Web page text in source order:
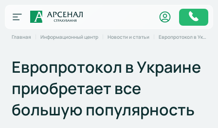
Главная Информационный центр Новости и статьи Европротокол в Украине приобретает все большую популярность
Европротокол в Украине
приобретает все
большую популярность